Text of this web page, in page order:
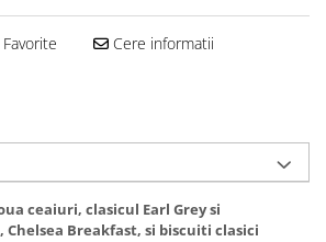
Cere informatii
ceaiuri, clasicul Earl Grey si
Breakfast, si biscuiti clasici